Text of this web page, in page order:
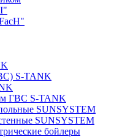
S-TANK
ГВС S-TANK
SUNSYSTEM
SUNSYSTEM
бойлеры